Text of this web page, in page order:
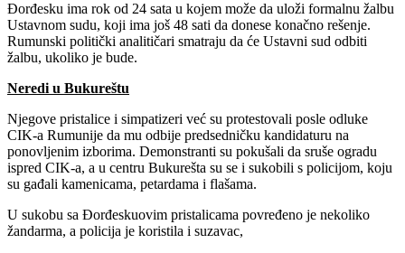
Đorđesku ima rok od 24 sata u kojem može da uloži formalnu žalbu
Ustavnom sudu, koji ima još 48 sati da donese konačno rešenje.
Rumunski politički analitičari smatraju da će Ustavni sud odbiti
žalbu, ukoliko je bude.
Neredi u Bukureštu
Njegove pristalice i simpatizeri već su protestovali posle odluke
CIK-a Rumunije da mu odbije predsedničku kandidaturu na
ponovljenim izborima. Demonstranti su pokušali da sruše ogradu
ispred CIK-a, a u centru Bukurešta su se i sukobili s policijom, koju
su gađali kamenicama, petardama i flašama.
U sukobu sa Đorđeskuovim pristalicama povređeno je nekoliko
žandarma, a policija je koristila i suzavac,